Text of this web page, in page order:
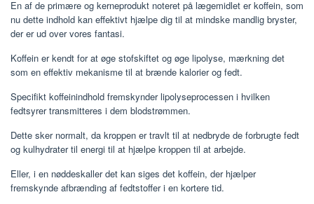
En af de primære og kerneprodukt noteret på lægemidlet er koffein, som
nu dette indhold kan effektivt hjælpe dig til at mindske mandlig bryster,
der er ud over vores fantasi.
Koffein er kendt for at øge stofskiftet og øge lipolyse, mærkning det
som en effektiv mekanisme til at brænde kalorier og fedt.
Specifikt koffeinindhold fremskynder lipolyseprocessen i hvilken
fedtsyrer transmitteres i dem blodstrømmen.
Dette sker normalt, da kroppen er travlt til at nedbryde de forbrugte fedt
og kulhydrater til energi til at hjælpe kroppen til at arbejde.
Eller, i en nøddeskaller det kan siges det koffein, der hjælper
fremskynde afbrænding af fedtstoffer i en kortere tid.